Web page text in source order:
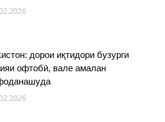
дорои иқтидори бузурги
офтобӣ, вале амалан